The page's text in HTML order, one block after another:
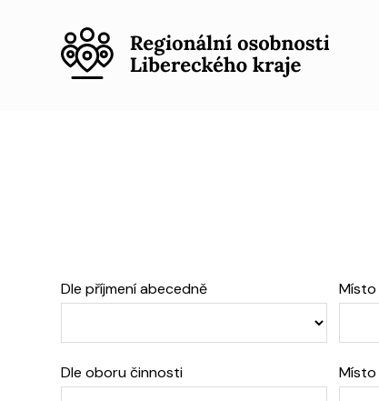
Dle příjmení abecedně Místo
Dle oboru činnosti